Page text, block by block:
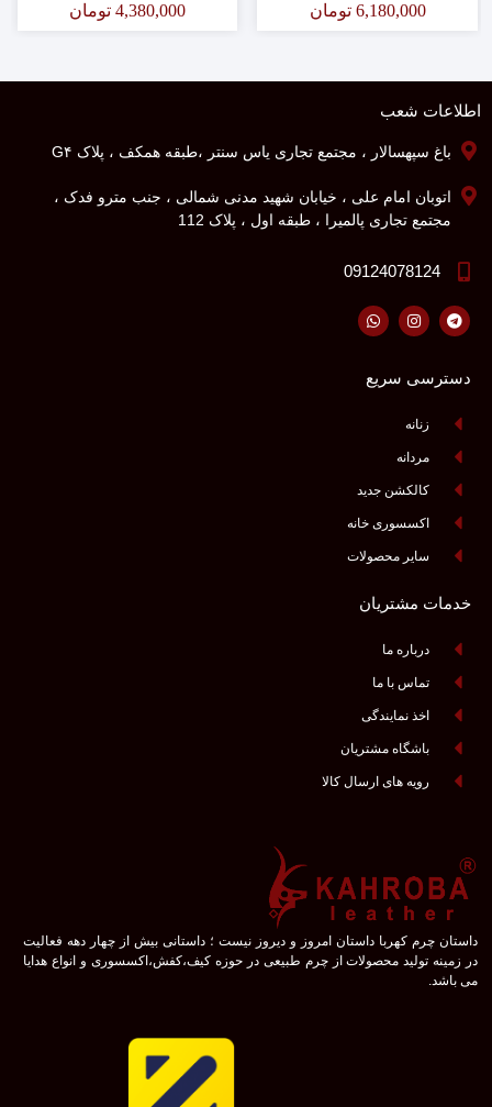
6,180,000 تومان 4,380,000 تومان
اطلاعات شعب
باغ سپهسالار ، مجتمع تجاری یاس سنتر ،طبقه همکف ، پلاک G۴
اتوبان امام علی ، خیابان شهید مدنی شمالی ، جنب مترو فدک ،
مجتمع تجاری پالمیرا ، طبقه اول ، پلاک 112
09124078124
دسترسی سریع
زنانه
مردانه
کالکشن جدید
اکسسوری خانه
سایر محصولات
خدمات مشتریان
درباره ما
تماس با ما
اخذ نمایندگی
باشگاه مشتریان
رویه های ارسال کالا
داستان چرم کهربا داستان امروز و دیروز نیست ؛ داستانی بیش از چهار دهه فعالیت
در زمینه تولید محصولات از چرم طبیعی در حوزه کیف،کفش،اکسسوری و انواع هدایا
می باشد.